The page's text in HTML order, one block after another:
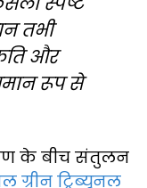
तभी
और
रूप से
के बीच संतुलन
ग्रीन ट्रिब्यूनल